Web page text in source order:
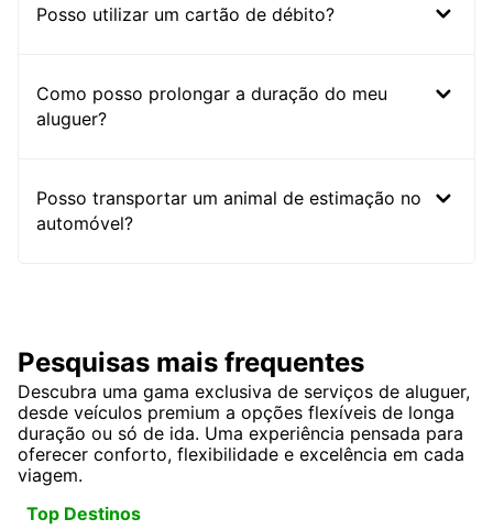
Posso utilizar um cartão de débito?
Como posso prolongar a duração do meu
aluguer?
Posso transportar um animal de estimação no
automóvel?
Pesquisas mais frequentes
Descubra uma gama exclusiva de serviços de aluguer,
desde veículos premium a opções flexíveis de longa
duração ou só de ida. Uma experiência pensada para
oferecer conforto, flexibilidade e excelência em cada
viagem.
Top Destinos